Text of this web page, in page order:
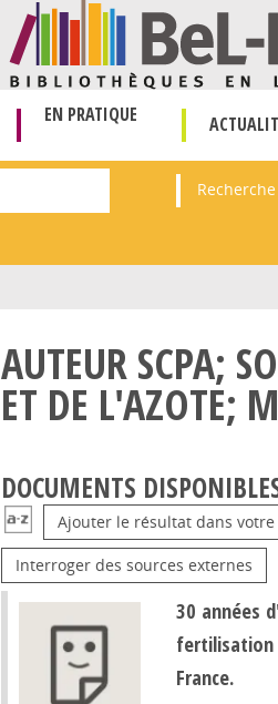
EN PRATIQUE
AUTEUR SCPA;
ET DE L'AZOTE;
DOCUMENTS
Ajouter le résultat dans
Interroger des sources externes
30 années
fertilisation
France.